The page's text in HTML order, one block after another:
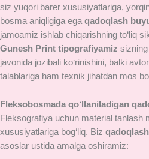
siz yuqori barer xususiyatlariga,
bosma aniqligiga egaqadoqlash
jamoamiz ishlab chiqarishning to‘liq
Gunesh Print tipografiyamiz sizning
javonida jozibali ko‘rinishini, balki
talablariga ham texnik jihatdan mos
Fleksobosmada qo‘llaniladigan
Fleksografiya uchun material tanlash
xususiyatlariga bog‘liq. Biz
asoslar ustida amalga oshiramiz: